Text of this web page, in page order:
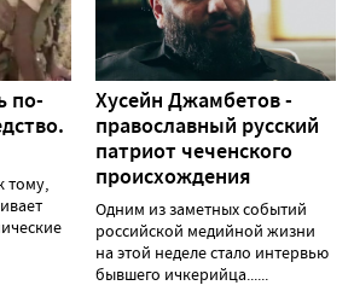
по-
тому,
Хусейн Джамбетов -
православный русский
патриот чеченского
происхождения
Одним из заметных событий
российской медийной жизни
на этой неделе стало интервью
бывшего ичкерийца......